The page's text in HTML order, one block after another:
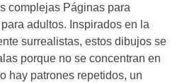
complejas Páginas para
adultos. Inspirados en la
surrealistas, estos dibujos se
porque no se concentran en
hay patrones repetidos, un